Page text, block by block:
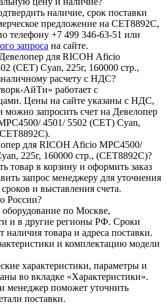
наличие, срок поставки
предложение на CET8892C,
телефону +7 499 346-63-51 или
запроса на сайте.
для RICOH Aficio
(CET) Cyan, 225г, 160000 стр.,
расчету с НДС?
АйТи» работает с
Цены на сайте указаны с НДС,
можно запросить счет на Девелопер
4501/ 5502 (CET) Cyan,
для RICOH Aficio MPC4500/
225г, 160000 стр., (CET8892C)?
товар в корзину и оформить заказ
запрос менеджеру для уточнения
и выставления счета.
России?
по Москве,
и в другие регионы РФ. Сроки
наличия товара и адреса поставки.
и комплектацию модели
характеристики, параметры и
во вкладке «Характеристики».
менеджер поможет уточнить
поставки.